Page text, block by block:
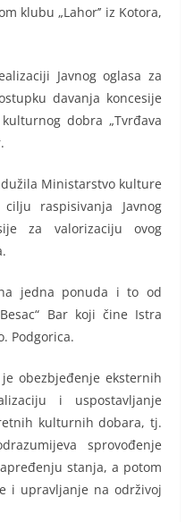
klubu „Lahor’’ iz Kotora,
Javnog oglasa za
davanja koncesije
dobra „Tvrđava
Ministarstvo kulture
raspisivanja Javnog
za valorizaciju ovog
jedna ponuda i to od
Bar koji čine Istra
Podgorica.
obezbjeđenje eksternih
i uspostavljanje
kulturnih dobara, tj.
sprovođenje
stanja, a potom
i upravljanje na održivoj